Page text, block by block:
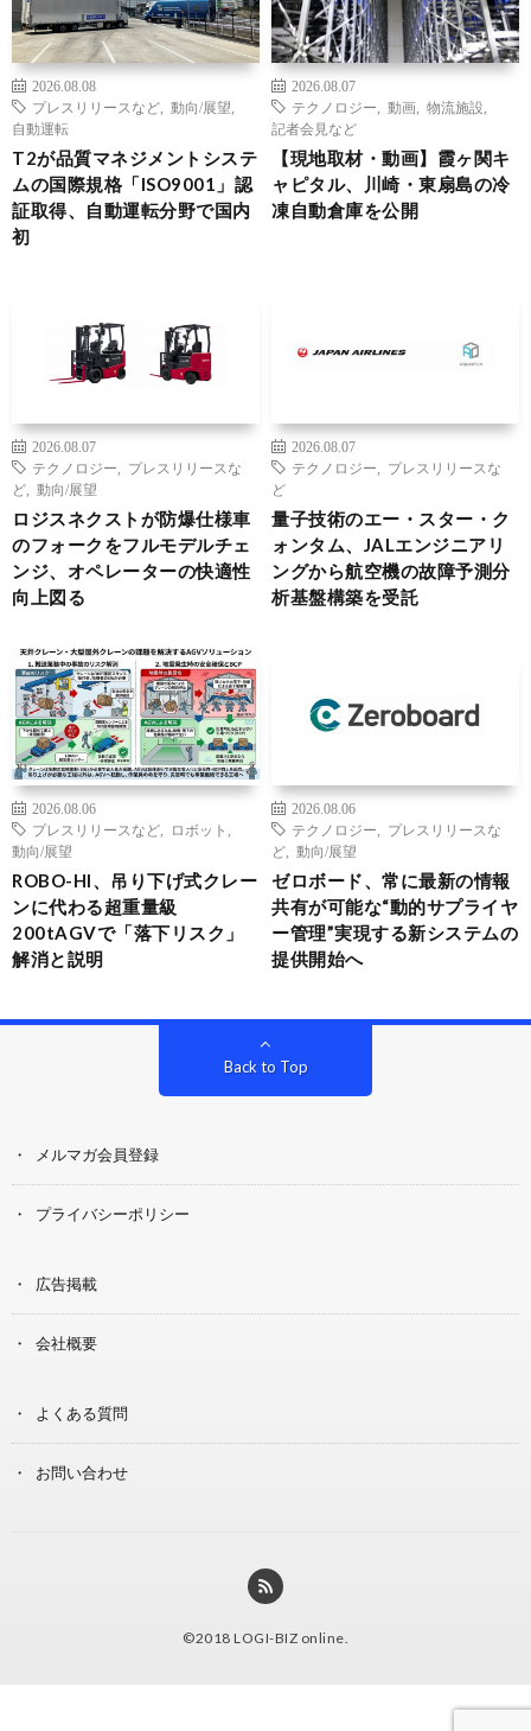
2026.08.08
プレスリリースなど
動向/展望
自動運転
T2が品質マネジメントシステ
ムの国際規格「ISO9001」認
証取得、自動運転分野で国内
初
2026.08.07
テクノロジー
動画 物流施設
記者会見など
【現地取材・動画】霞ヶ関キ
ャピタル、川崎・東扇島の冷
凍自動倉庫を公開
2026.08.07
テクノロジー
プレスリリースな
ど
動向/展望
ロジスネクストが防爆仕様車
のフォークをフルモデルチェ
ンジ、オペレーターの快適性
向上図る
2026.08.07
テクノロジー
プレスリリースな
ど
量子技術のエー・スター・ク
ォンタム、JALエンジニアリ
ングから航空機の故障予測分
析基盤構築を受託
2026.08.06
プレスリリースなど
ロボット
動向/展望
ROBO-HI、吊り下げ式クレー
ンに代わる超重量級
200tAGVで「落下リスク」
解消と説明
2026.08.06
テクノロジー
プレスリリースな
ど
動向/展望
ゼロボード、常に最新の情報
共有が可能な“動的サプライヤ
ー管理”実現する新システムの
提供開始へ
Back to Top
メルマガ会員登録
プライバシーポリシー
広告掲載
会社概要
よくある質問
お問い合わせ
©2018 LOGI-BIZ online